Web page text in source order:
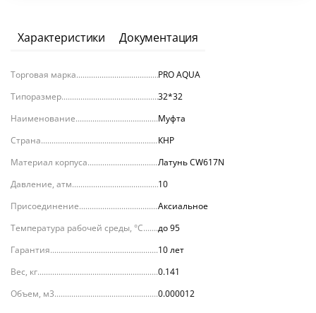
Характеристики Документация
Торговая марка
PRO AQUA
Типоразмер
32*32
Наименование
Муфта
Страна
КНР
Материал корпуса
Латунь CW617N
Давление, атм.
10
Присоединение
Аксиальное
Температура рабочей среды, °С
до 95
Гарантия
10 лет
Вес, кг
0.141
Объем, м3
0.000012